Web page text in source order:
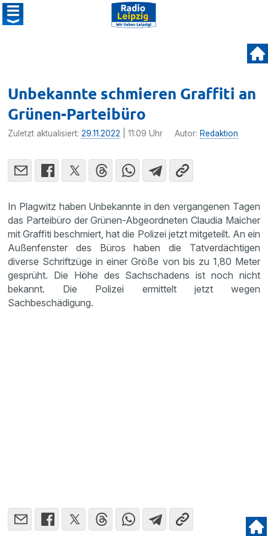
Unbekannte schmieren Graffiti an
Grünen-Parteibüro
Zuletzt aktualisiert:29.11.2022 | 11:09 Uhr Autor: Redaktion
In Plagwitz haben Unbekannte in den vergangenen Tagen
das Parteibüro der Grünen-Abgeordneten Claudia Maicher
mit Graffiti beschmiert, hat die Polizei jetzt mitgeteilt. An ein
Außenfenster des Büros haben die Tatverdächtigen
diverse Schriftzüge in einer Größe von bis zu 1,80 Meter
gesprüht. Die Höhe des Sachschadens ist noch nicht
bekannt. Die Polizei ermittelt jetzt wegen
Sachbeschädigung.